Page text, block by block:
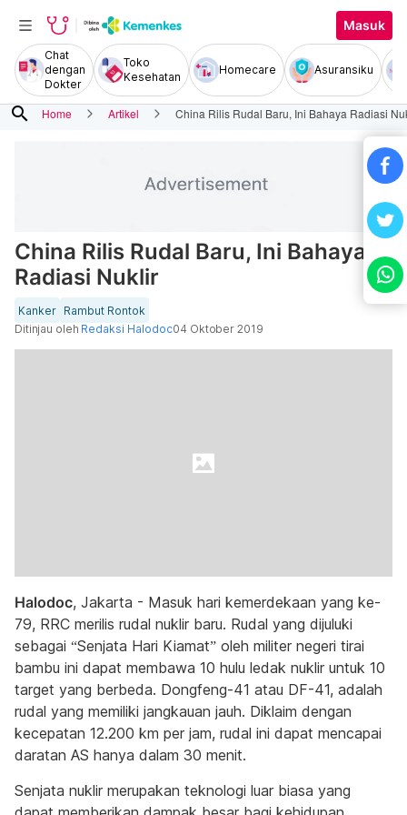
Masuk
Chat
dengan
Dokter
Toko
Kesehatan
Homecare Asuransiku
search Home Artikel China Rilis Rudal Baru, Ini Bahaya Radiasi
China Rilis Rudal Baru, Ini Bahaya
Radiasi Nuklir
Kanker Rambut Rontok
Ditinjau oleh Redaksi Halodoc04 Oktober 2019
Halodoc, Jakarta - Masuk hari kemerdekaan yang ke-
79, RRC merilis rudal nuklir baru. Rudal yang dijuluki
sebagai “Senjata Hari Kiamat” oleh militer negeri tirai
bambu ini dapat membawa 10 hulu ledak nuklir untuk 10
target yang berbeda. Dongfeng-41 atau DF-41, adalah
rudal yang memiliki jangkauan jauh. Diklaim dengan
kecepatan 12.200 km per jam, rudal ini dapat mencapai
daratan AS hanya dalam 30 menit.
Senjata nuklir merupakan teknologi luar biasa yang